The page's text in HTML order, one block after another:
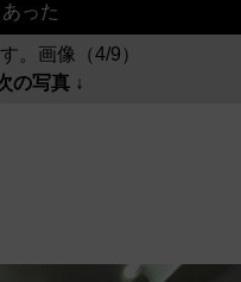
った
。画像（4/9）
の写真 ↓